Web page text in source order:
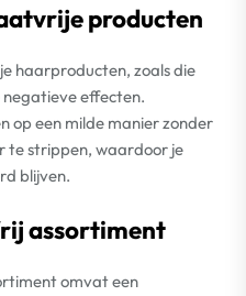
producten
haarproducten, zoals die
effecten.
op een milde manier zonder
te strippen, waardoor je
blijven.
assortiment
omvat een